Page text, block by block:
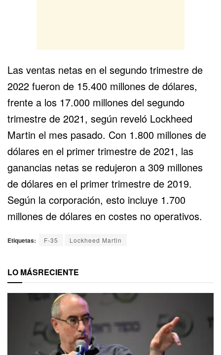
Las ventas netas en el segundo trimestre de
2022 fueron de 15.400 millones de dólares,
frente a los 17.000 millones del segundo
trimestre de 2021, según reveló Lockheed
Martin el mes pasado. Con 1.800 millones de
dólares en el primer trimestre de 2021, las
ganancias netas se redujeron a 309 millones
de dólares en el primer trimestre de 2019.
Según la corporación, esto incluye 1.700
millones de dólares en costes no operativos.
Etiquetas: F-35 Lockheed Martin
LO MÁSRECIENTE